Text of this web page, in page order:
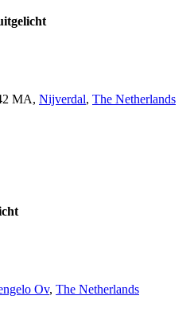
MA, Nijverdal, The Netherlands
Ov, The Netherlands